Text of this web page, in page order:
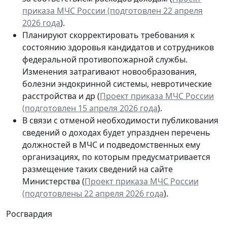
приказа МЧС России (подготовлен 22 апреля
2026 года).
Планируют скорректировать требования к
состоянию здоровья кандидатов и сотрудников
федеральной противопожарной службы.
Изменения затрагивают новообразования,
болезни эндокринной системы, невротические
расстройства и др (Проект приказа МЧС России
(подготовлен 15 апреля 2026 года).
В связи с отменой необходимости публикования
сведений о доходах будет упразднен перечень
должностей в МЧС и подведомственных ему
организациях, по которым предусматривается
размещение таких сведений на сайте
Министерства (Проект приказа МЧС России
(подготовлены 22 апреля 2026 года).
Росгвардия